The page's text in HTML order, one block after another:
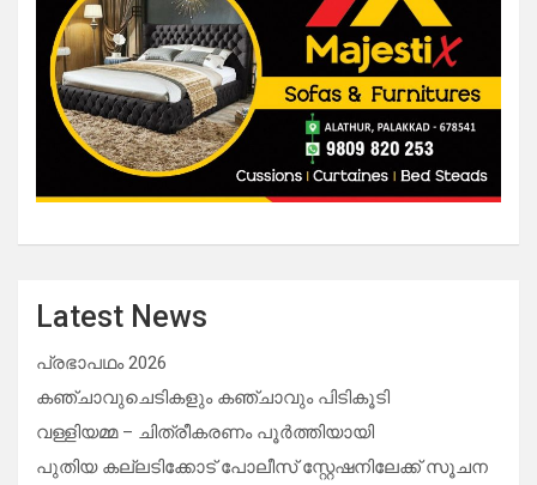
Latest News
പ്രഭാപഥം 2026
കഞ്ചാവുചെടികളും കഞ്ചാവും പിടികൂടി
വള്ളിയമ്മ – ചിത്രീകരണം പൂർത്തിയായി
പുതിയ കല്ലടിക്കോട് പോലീസ് സ്റ്റേഷനിലേക്ക് സൂചന